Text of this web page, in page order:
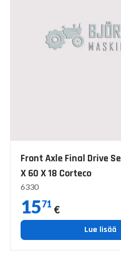
Front Axle Final Drive
X 60 X 18 Corteco
6330
1571 €
Lue lisää